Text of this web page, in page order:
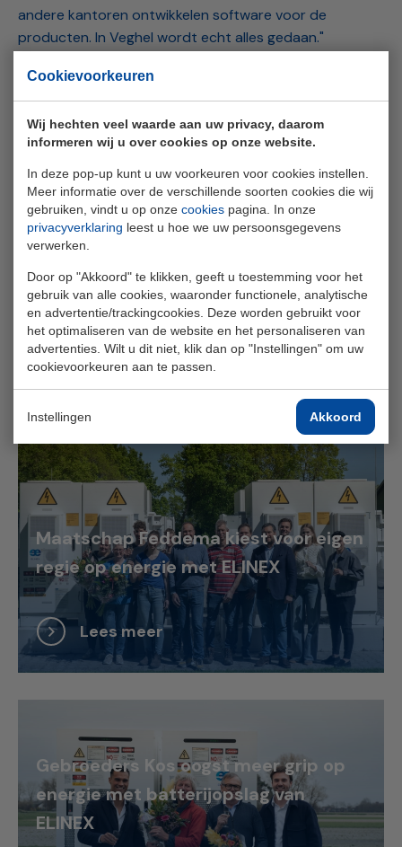
Cookievoorkeuren
Wij hechten veel waarde aan uw privacy, daarom
informeren wij u over cookies op onze website.
In deze pop-up kunt u uw voorkeuren voor cookies instellen.
Meer informatie over de verschillende soorten cookies die wij
gebruiken, vindt u op onze cookies pagina. In onze
privacyverklaring leest u hoe we uw persoonsgegevens
verwerken.
Door op "Akkoord" te klikken, geeft u toestemming voor het
gebruik van alle cookies, waaronder functionele, analytische
en advertentie/trackingcookies. Deze worden gebruikt voor
het optimaliseren van de website en het personaliseren van
advertenties. Wilt u dit niet, klik dan op "Instellingen" om uw
cookievoorkeuren aan te passen.
Instellingen Akkoord
andere kantoren ontwikkelen software voor de
producten. In Veghel wordt echt alles gedaan."
Tot besluit zegt Hans Heijblom: "De samenwerking met
ELINEX was voortreffelijk, we hadden en hebben een
goed contact en hun manier van meedenken is echt
enorm fijn. Het is een mooie gedachte dat wanneer
onverhoopt de stroom uitvalt, dankzij 'Patrick Power'
het licht weer gaat schijnen in Veghel."
Terug naar lijst
Andere onderwerpen
Maatschap Feddema kiest voor eigen
regie op energie met ELINEX
Lees meer
Gebroeders Kos oogst meer grip op
energie met batterijopslag van
ELINEX